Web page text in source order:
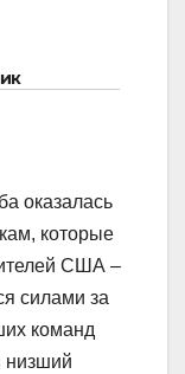
оказалась
которые
США –
силами за
команд
низший